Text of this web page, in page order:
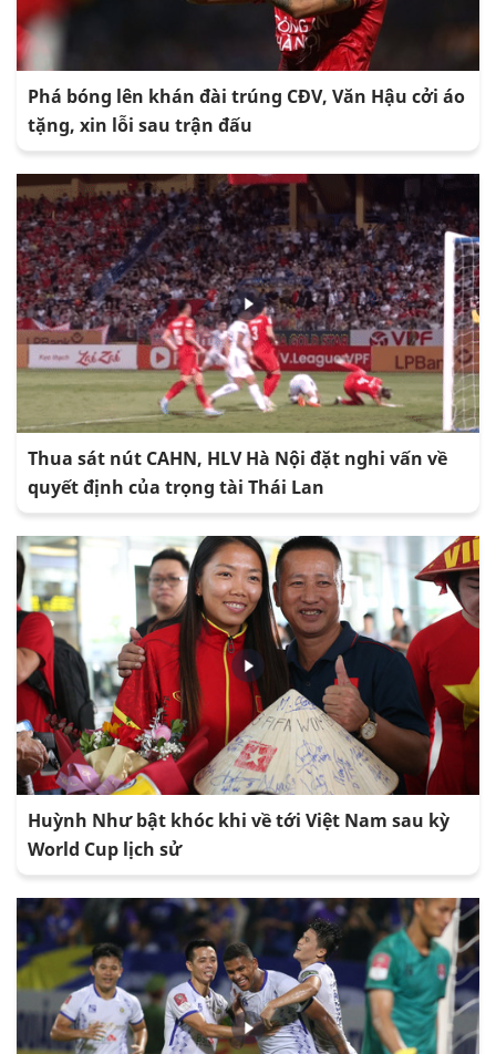
Phá bóng lên khán đài trúng CĐV, Văn Hậu cởi áo
tặng, xin lỗi sau trận đấu
Thua sát nút CAHN, HLV Hà Nội đặt nghi vấn về
quyết định của trọng tài Thái Lan
Huỳnh Như bật khóc khi về tới Việt Nam sau kỳ
World Cup lịch sử